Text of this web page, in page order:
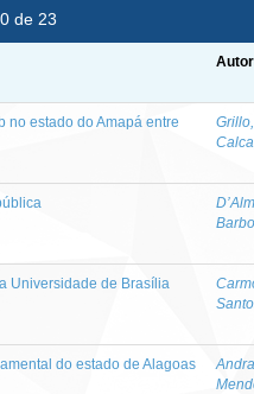
de 23
no estado do Amapá entre
Universidade de Brasília
do estado de Alagoas